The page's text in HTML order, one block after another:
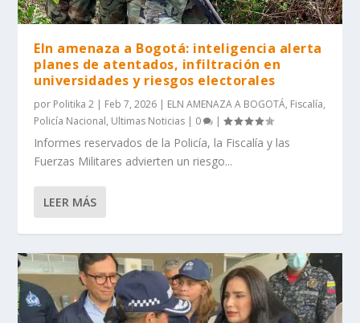
Eln amenaza a Bogotá: inteligencia alerta
planes de atentados, infiltración en
universidades y riesgos electorales
por Politika 2 | Feb 7, 2026 | ELN AMENAZA A BOGOTÁ, Fiscalía,
Policía Nacional, Ultimas Noticias | 0 |
Informes reservados de la Policía, la Fiscalía y las
Fuerzas Militares advierten un riesgo...
LEER MÁS